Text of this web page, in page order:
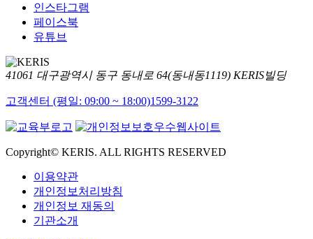
인스타그램
페이스북
유튜브
41061 대구광역시 동구 동내로 64(동내동1119) KERIS빌딩
고객센터 (평일: 09:00 ~ 18:00)1599-3122
Copyright© KERIS. ALL RIGHTS RESERVED
이용약관
개인정보처리방침
개인정보 재동의
기관소개